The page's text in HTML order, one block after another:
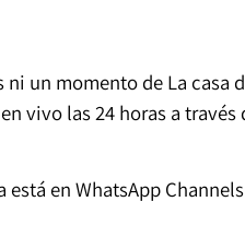
ni un momento de La casa
vivo las 24 horas a través
está en WhatsApp